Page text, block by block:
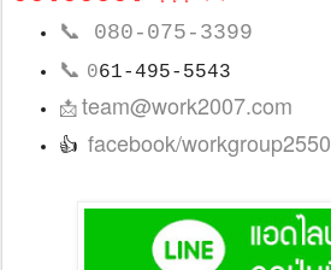
📞 080-075-3399
📞 061-495-5543
📩team@work2007.com
👍 facebook/workgroup2550